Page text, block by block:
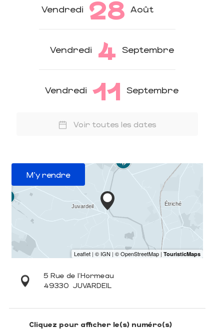
Vendredi 28 Août
Vendredi 4 Septembre
Vendredi 11 Septembre
Voir toutes les dates
M'y rendre
5 Rue de l'Hormeau
49330 JUVARDEIL
Cliquez pour afficher le(s) numéro(s)